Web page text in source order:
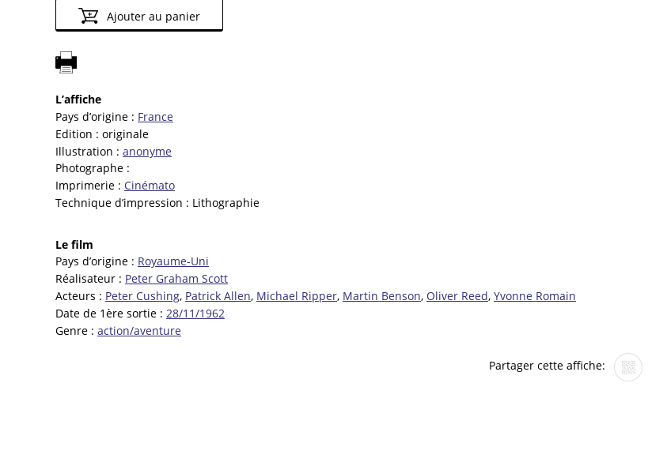
Ajouter au panier
L’affiche
Pays d’origine : France
Edition : originale
Illustration : anonyme
Photographe :
Imprimerie : Cinémato
Technique d’impression : Lithographie
Le film
Pays d’origine : Royaume-Uni
Réalisateur : Peter Graham Scott
Acteurs : Peter Cushing, Patrick Allen, Michael Ripper, Martin Benson, Oliver Reed, Yvonne Romain
Date de 1ère sortie : 28/11/1962
Genre : action/aventure
Partager cette affiche: